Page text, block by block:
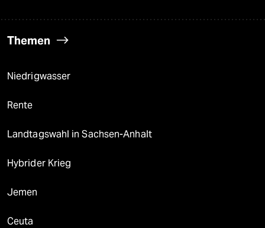
Themen
Niedrigwasser
Rente
Landtagswahl in Sachsen-Anhalt
Hybrider Krieg
Jemen
Ceuta